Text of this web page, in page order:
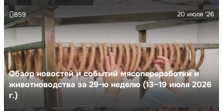
Обзор новостей и событий мясопереработки и
животноводства за 29-ю неделю (13–19 июля 2026
г.)
20 июля '26
859